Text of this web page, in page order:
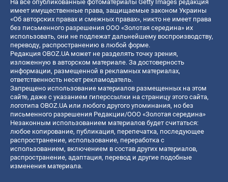
На все опубликованные фотоматериалы Getty Images редакция
имеет имущественные права, защищаемые законом Украины
«Об авторских правах и смежных правах», никто не имеет права
без письменного разрешения ООО «Золотая середина» их
использовать, они не подлежат дальнейшему воспроизводству,
переводу, распространению в любой форме.
Редакция OBOZ.UA может не разделять точку зрения,
изложенную в авторском материале. За достоверность
информации, размещенной в рекламных материалах,
ответственность несет рекламодатель.
Запрещено использование материалов размещенных на этом
сайте, даже с указанием гиперссылки на страницу этого сайта,
логотипа OBOZ.UA или любого другого упоминания, но без
письменного разрешения Редакции/ООО «Золотая середина»
Незаконным использованием материалов будет считаться:
любое копирование, публикация, перепечатка, последующее
распространение, использование, переработка с
использованием, включением в состав других материалов,
распространение, адаптация, перевод и другие подобные
изменения материала.